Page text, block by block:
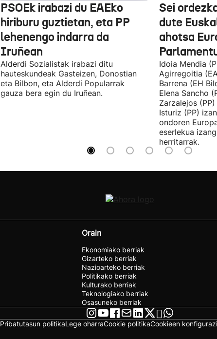
PSOEk irabazi du EAEko
hiriburu guztietan, eta PP
lehenengo indarra da
Iruñean
Alderdi Sozialistak irabazi ditu
hauteskundeak Gasteizen, Donostian
eta Bilbon, eta Alderdi Popularrak
gauza bera egin du Iruñean.
Sei
dute
ahotsa
Idoia Mendia
Agirregoitia
Barrena (EH
Elena Sancho
Zarzalejos
Isturiz (PP)
ondoren
eserlekua
herritarrak.
Orain
Ekonomiako berriak
Gizarteko berriak
Nazioarteko berriak
Politikako berriak
Kulturako berriak
Teknologiako berriak
Osasuneko berriak
Pribatutasun politikaLege oharraCookie politikaCookieen